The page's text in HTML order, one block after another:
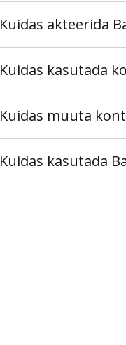
Kuidas akteerida
Kuidas kasutada
Kuidas muuta
Kuidas kasutada